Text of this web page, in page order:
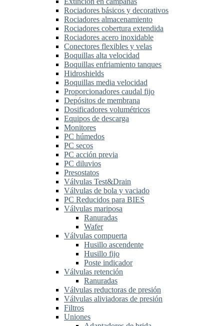
Rociadores básicos y decorativos
Rociadores almacenamiento
Rociadores cobertura extendida
Rociadores acero inoxidable
Conectores flexibles y velas
Boquillas alta velocidad
Boquillas enfriamiento tanques
Hidroshields
Boquillas media velocidad
Proporcionadores caudal fijo
Depósitos de membrana
Dosificadores volumétricos
Equipos de descarga
Monitores
PC húmedos
PC secos
PC acción previa
PC diluvios
Presostatos
Válvulas Test&Drain
Válvulas de bola y vaciado
PC Reducidos para BIES
Válvulas mariposa
Ranuradas
Wafer
Válvulas compuerta
Husillo ascendente
Husillo fijo
Poste indicador
Válvulas retención
Ranuradas
Válvulas reductoras de presión
Válvulas aliviadoras de presión
Filtros
Uniones